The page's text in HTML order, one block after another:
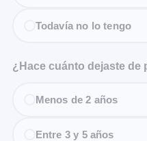
Todavía no lo tengo
¿Hace cuánto dejaste de
Menos de 2 años
Entre 3 y 5 años